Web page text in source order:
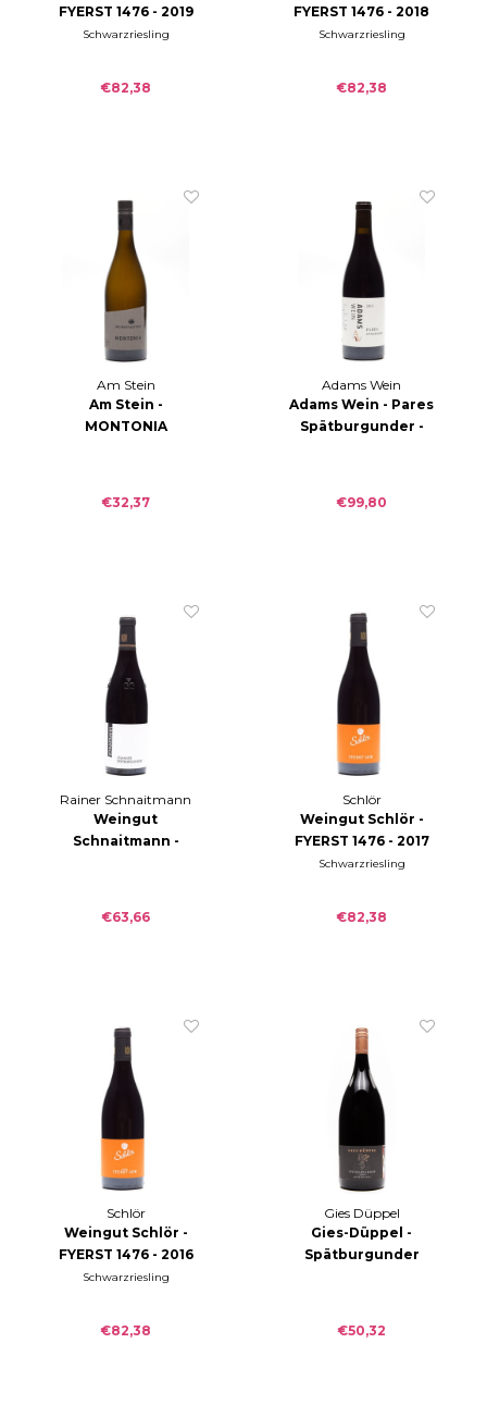
FYERST 1476 - 2019
Schwarzriesling
€82,38
FYERST 1476 - 2018
Schwarzriesling
€82,38
Am Stein
Am Stein -
MONTONIA
€32,37
Adams Wein
Adams Wein - Pares
Spätburgunder -
€99,80
Rainer Schnaitmann
Weingut
Schnaitmann -
€63,66
Schlör
Weingut Schlör -
FYERST 1476 - 2017
Schwarzriesling
€82,38
Schlör
Weingut Schlör -
FYERST 1476 - 2016
Schwarzriesling
€82,38
Gies Düppel
Gies-Düppel -
Spätburgunder
€50,32